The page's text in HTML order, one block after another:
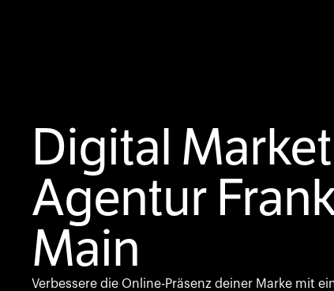
Digital
Agentur
Main
Verbessere die Online-Präsenz deiner Marke mit